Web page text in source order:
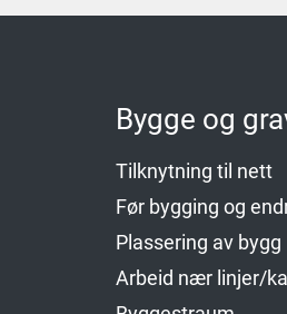
Bygge og
Tilknytning til nett
Før bygging og
Plassering av bygg
Arbeid nær linjer/